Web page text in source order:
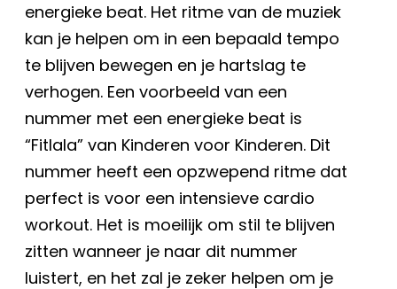
energieke beat. Het ritme van de muziek
kan je helpen om in een bepaald tempo
te blijven bewegen en je hartslag te
verhogen. Een voorbeeld van een
nummer met een energieke beat is
“Fitlala” van Kinderen voor Kinderen. Dit
nummer heeft een opzwepend ritme dat
perfect is voor een intensieve cardio
workout. Het is moeilijk om stil te blijven
zitten wanneer je naar dit nummer
luistert, en het zal je zeker helpen om je